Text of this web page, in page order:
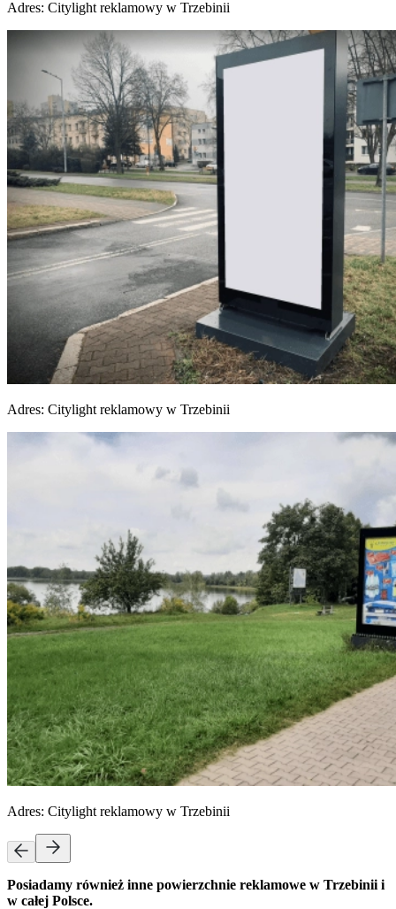
Adres: Citylight reklamowy w Trzebinii
Adres: Citylight reklamowy w Trzebinii
Adres: Citylight reklamowy w Trzebinii
Posiadamy również inne powierzchnie reklamowe w Trzebinii i
w całej Polsce.